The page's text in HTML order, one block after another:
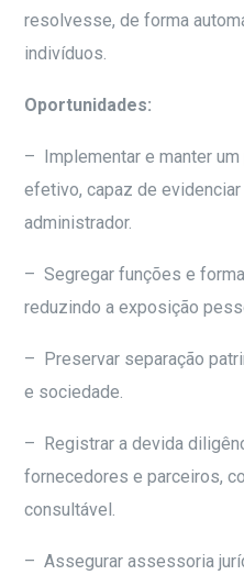
resolvesse, de forma
indivíduos.
Oportunidades:
– Implementar e manter
efetivo, capaz de
administrador.
– Segregar funções e
reduzindo a exposição
– Preservar separação
e sociedade.
– Registrar a devida
fornecedores e parceiros,
consultável.
– Assegurar assessoria